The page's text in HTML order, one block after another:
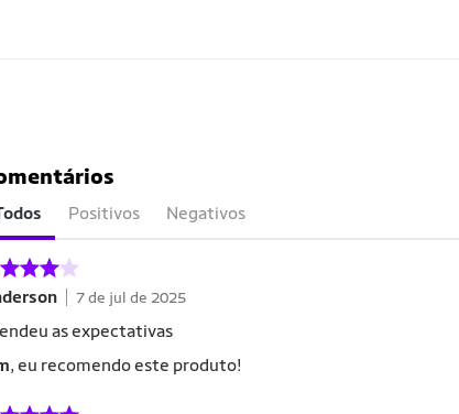
Positivos Negativos
7 de jul de 2025
as expectativas
, eu recomendo este produto!